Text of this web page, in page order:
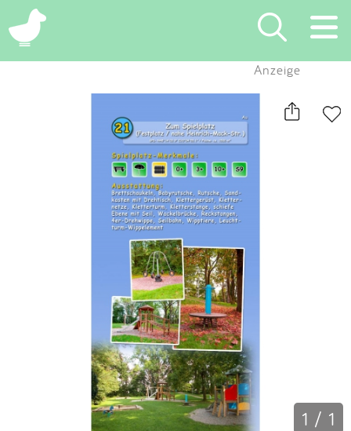
×
Suchen
Eintragen
App
Blog
Partner
Kontakt
Impressum
Anmelden
Anzeige
1 / 1